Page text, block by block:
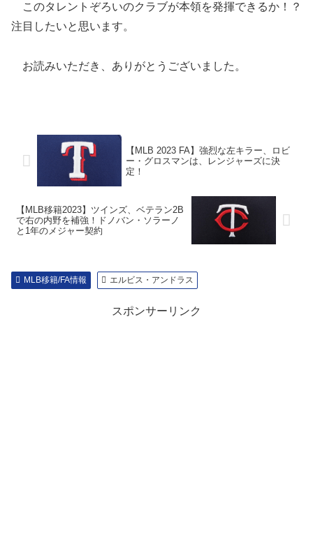
このタレントぞろいのクラブが本領を発揮できるか！？
注目したいと思います。
お読みいただき、ありがとうございました。
【MLB 2023 FA】強烈な左キラー、ロビ
ー・グロスマンは、レンジャーズに決
定！
【MLB移籍2023】ツインズ、ベテラン2B
で右の内野を補強！ドノバン・ソラーノ
と1年のメジャー契約
MLB移籍/FA情報 エルビス・アンドラス
スポンサーリンク